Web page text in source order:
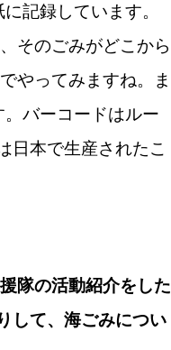
記録しています。
そのごみがどこから
やってみますね。ま
バーコードはルー
日本で生産されたこ
隊の活動紹介をした
して、海ごみについ